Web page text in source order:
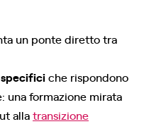
un ponte diretto tra
che rispondono
una formazione mirata
allatransizione